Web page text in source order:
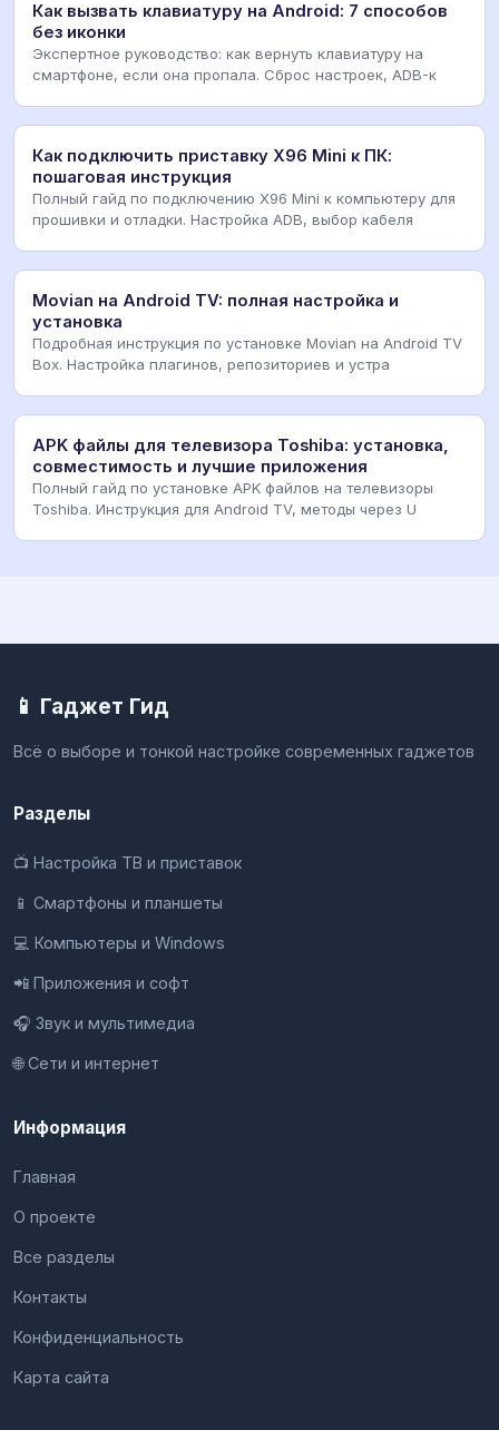
Как вызвать клавиатуру на Android: 7 способов
без иконки
Экспертное руководство: как вернуть клавиатуру на
смартфоне, если она пропала. Сброс настроек, ADB-к
Как подключить приставку X96 Mini к ПК:
пошаговая инструкция
Полный гайд по подключению X96 Mini к компьютеру для
прошивки и отладки. Настройка ADB, выбор кабеля
Movian на Android TV: полная настройка и
установка
Подробная инструкция по установке Movian на Android TV
Box. Настройка плагинов, репозиториев и устра
APK файлы для телевизора Toshiba: установка,
совместимость и лучшие приложения
Полный гайд по установке APK файлов на телевизоры
Toshiba. Инструкция для Android TV, методы через U
📱 Гаджет Гид
Всё о выборе и тонкой настройке современных гаджетов
Разделы
📺 Настройка ТВ и приставок
📱 Смартфоны и планшеты
💻 Компьютеры и Windows
📲 Приложения и софт
🎧 Звук и мультимедиа
🌐 Сети и интернет
Информация
Главная
О проекте
Все разделы
Контакты
Конфиденциальность
Карта сайта